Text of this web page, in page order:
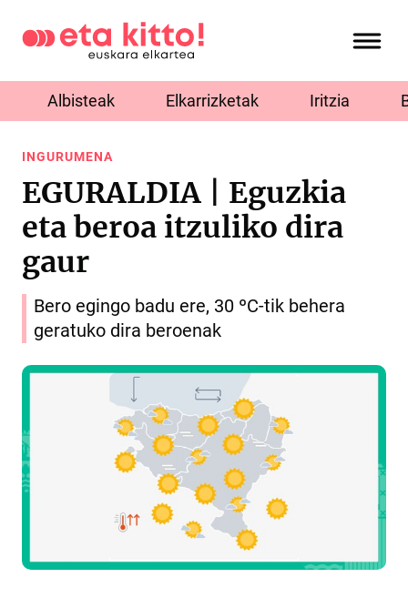
Albisteak Elkarrizketak Iritzia
INGURUMENA
EGURALDIA | Eguzkia
eta beroa itzuliko dira
gaur
Bero egingo badu ere, 30 ºC-tik behera
geratuko dira beroenak